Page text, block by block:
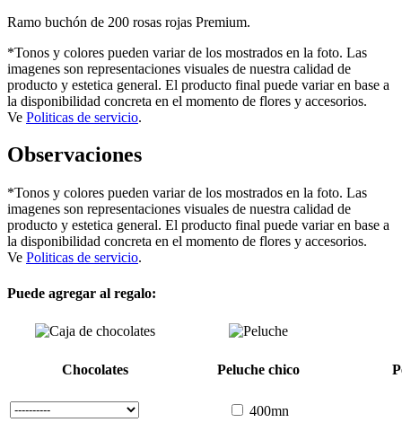
Ramo buchón de 200 rosas rojas Premium.
*Tonos y colores pueden variar de los mostrados en la foto. Las
imagenes son representaciones visuales de nuestra calidad de
producto y estetica general. El producto final puede variar en base a
la disponibilidad concreta en el momento de flores y accesorios.
Ve Politicas de servicio.
Observaciones
*Tonos y colores pueden variar de los mostrados en la foto. Las
imagenes son representaciones visuales de nuestra calidad de
producto y estetica general. El producto final puede variar en base a
la disponibilidad concreta en el momento de flores y accesorios.
Ve Politicas de servicio.
Puede agregar al regalo:
Chocolates Peluche chico
400mn